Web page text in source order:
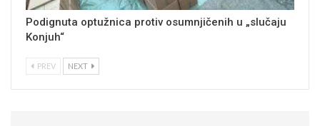
Podignuta optužnica protiv osumnjičenih u „slučaju
Konjuh“
PREV NEXT